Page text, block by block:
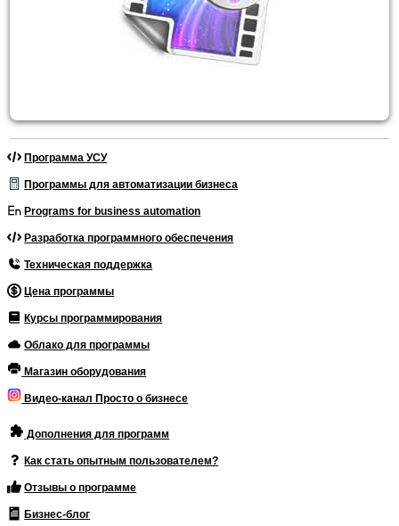
Программа УСУ
Программы для автоматизации бизнеса
Programs for business automation
Разработка программного обеспечения
Техническая поддержка
Цена программы
Курсы программирования
Облако для программы
Магазин оборудования
Видео-канал Просто о бизнесе
Дополнения для программ
Как стать опытным пользователем?
Отзывы о программе
Бизнес-блог